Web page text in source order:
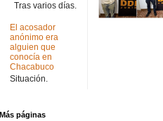
Tras varios días.
El acosador
anónimo era
alguien que
conocía en
Chacabuco
Situación.
Más páginas